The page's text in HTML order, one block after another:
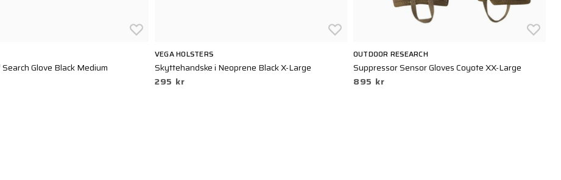
Glove Black Medium
VEGA HOLSTERS
Skyttehandske i Neoprene Black X-Large
295 kr
OUTDOOR RESEARCH
Suppressor Sensor Gloves Coyote XX-Large
895 kr